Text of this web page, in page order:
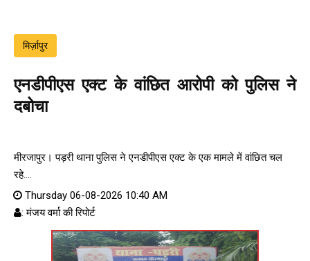
मिर्ज़ापुर
एनडीपीएस एक्ट के वांछित आरोपी को पुलिस ने
दबोचा
मीरजापुर। पड़री थाना पुलिस ने एनडीपीएस एक्ट के एक मामले में वांछित चल
रहे....
Thursday 06-08-2026 10:40 AM
: मंजय वर्मा की रिपोर्ट